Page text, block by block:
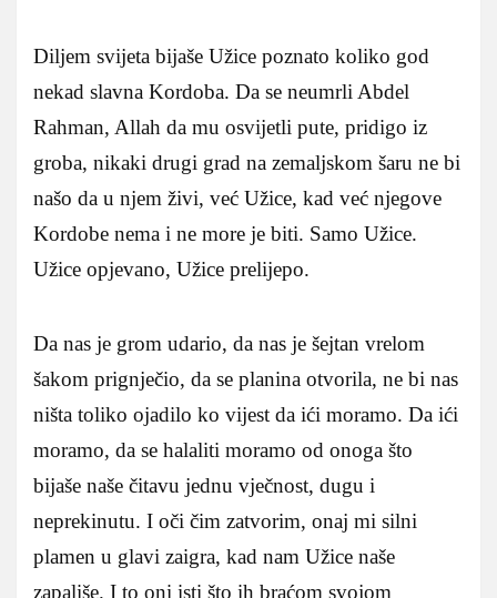
Diljem svijeta bijaše Užice poznato koliko god
nekad slavna Kordoba. Da se neumrli Abdel
Rahman, Allah da mu osvijetli pute, pridigo iz
groba, nikaki drugi grad na zemaljskom šaru ne bi
našo da u njem živi, već Užice, kad već njegove
Kordobe nema i ne more je biti. Samo Užice.
Užice opjevano, Užice prelijepo.
Da nas je grom udario, da nas je šejtan vrelom
šakom prignječio, da se planina otvorila, ne bi nas
ništa toliko ojadilo ko vijest da ići moramo. Da ići
moramo, da se halaliti moramo od onoga što
bijaše naše čitavu jednu vječnost, dugu i
neprekinutu. I oči čim zatvorim, onaj mi silni
plamen u glavi zaigra, kad nam Užice naše
zapališe. I to oni isti što ih braćom svojom